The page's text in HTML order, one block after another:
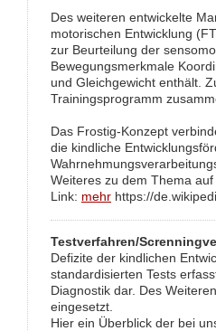
Des weiteren entwickelte
motorischen Entwicklung
zur Beurteilung der
Bewegungsmerkmale
und Gleichgewicht enthält.
Trainingsprogramm
Das Frostig-Konzept
die kindliche
Weiteres zu dem Thema
Link: mehr https://
Testverfahren/
Defizite der kindlichen
standardisierten Tests
Diagnostik dar. Des
eingesetzt.
Hier ein Überblick der bei